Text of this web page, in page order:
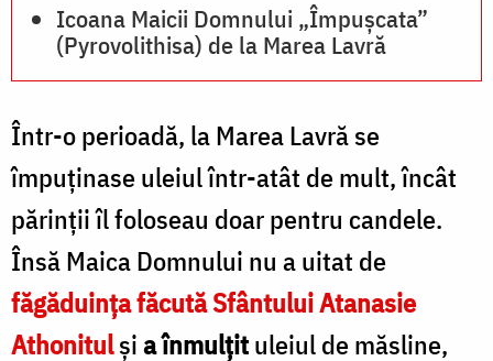
Icoana Maicii Domnului „Împușcata”
(Pyrovolithisa) de la Marea Lavră
Într-o perioadă, la Marea Lavră se
împuţinase uleiul într-atât de mult, încât
părinţii îl foloseau doar pentru candele.
Însă Maica Domnului nu a uitat de
făgăduinţa făcută Sfântului Atanasie
Athonitulşia înmulţituleiul de măsline,